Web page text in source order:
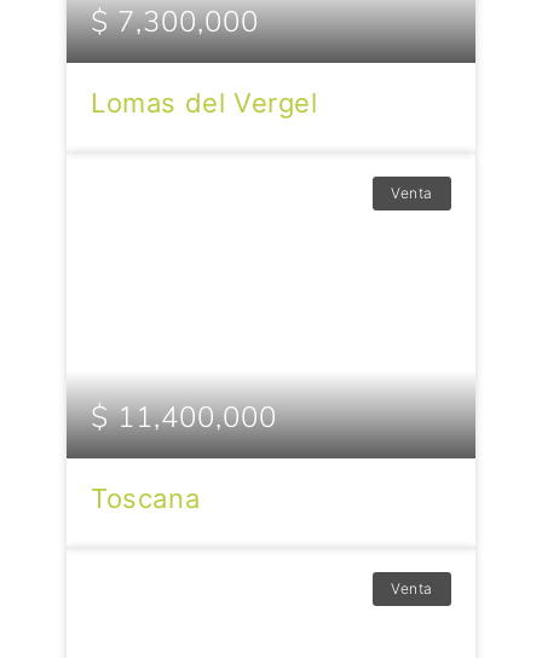
$ 7,300,000
Lomas del Vergel
Venta
$ 11,400,000
Toscana
Venta